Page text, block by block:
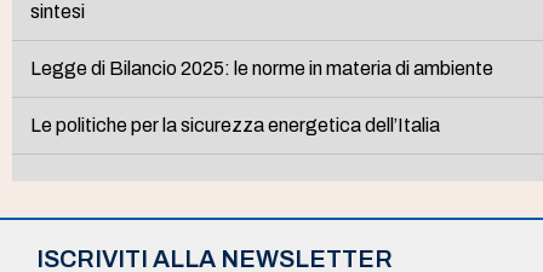
sintesi
Legge di Bilancio 2025: le norme in materia di ambiente
Le politiche per la sicurezza energetica dell’Italia
ISCRIVITI ALLA NEWSLETTER